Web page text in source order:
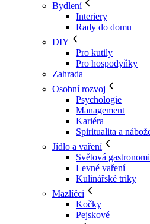
Bydlení
Interiery
Rady do domu
DIY
Pro kutily
Pro hospodyňky
Zahrada
Osobní rozvoj
Psychologie
Management
Kariéra
Spiritualita a
Jídlo a vaření
Světová
Levné vaření
Kulinářské triky
Mazlíčci
Kočky
Pejskové